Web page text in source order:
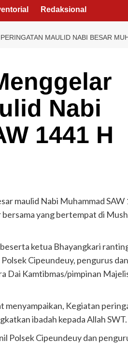
Redaksional
MAULID NABI BESAR
Nabi
1441 H
maulid Nabi Muhammad SAW
yang bertempat di
ketua Bhayangkari
Cipeundeuy, pengurus dan
Dai Kamtibmas/pimpinan
menyampaikan, Kegiatan
ibadah kepada Allah SWT.
Polsek Cipeundeuy dan